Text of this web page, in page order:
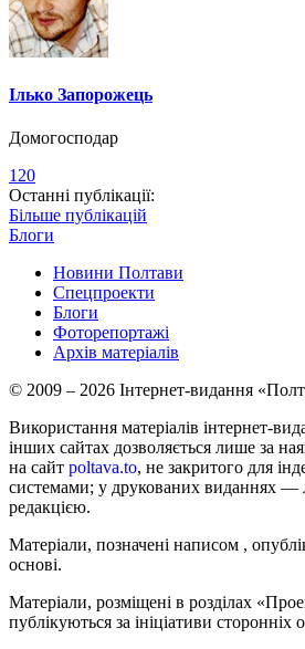
Ілько Запорожець
Домогосподар
120
Останні публікації:
Більше публікацій
Блоги
Новини Полтави
Спецпроекти
Блоги
Фоторепортажі
Архів матеріалів
© 2009 – 2026 Інтернет-видання
Використання матеріалів інтернет-
інших сайтах дозволяється лише за
на сайт poltava.to, не закритого для
системами; у друкованих виданнях —
редакцією.
Матеріали, позначені написом ,
основі.
Матеріали, розміщені в розділах
публікуються за ініціативи сторонніх